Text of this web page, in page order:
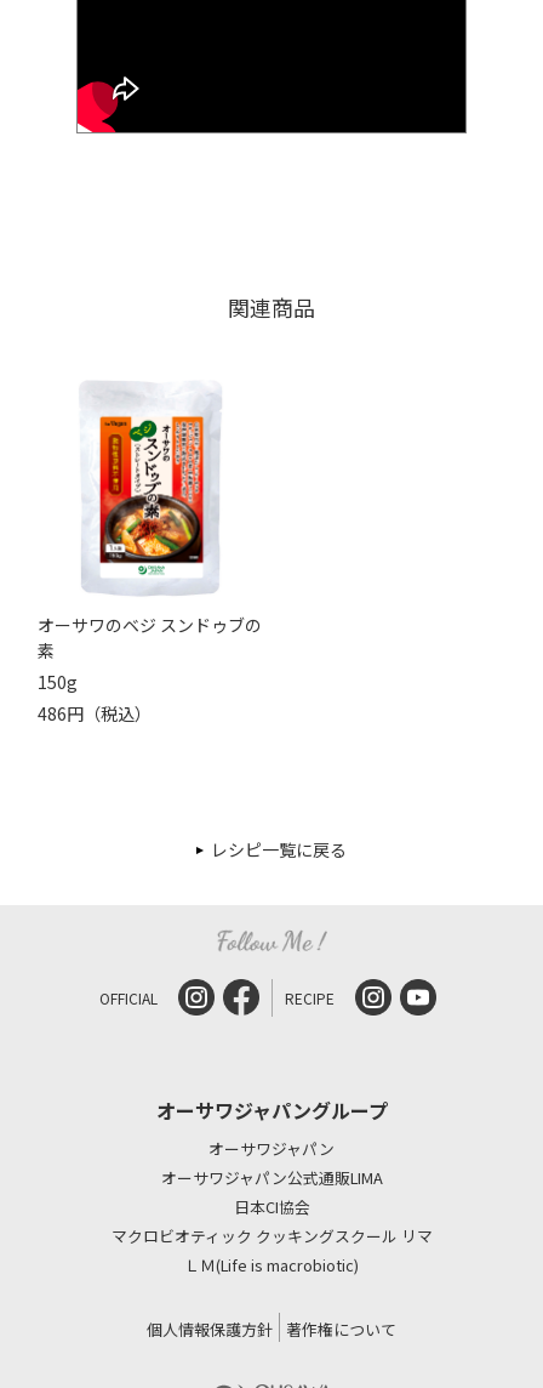
関連商品
オーサワのベジ スンドゥブの
素
150g
486円（税込）
レシピ一覧に戻る
OFFICIAL RECIPE
オーサワジャパングループ
オーサワジャパン
オーサワジャパン公式通販LIMA
日本CI協会
マクロビオティック クッキングスクール リマ
ＬＭ(Life is macrobiotic)
個人情報保護方針 著作権について